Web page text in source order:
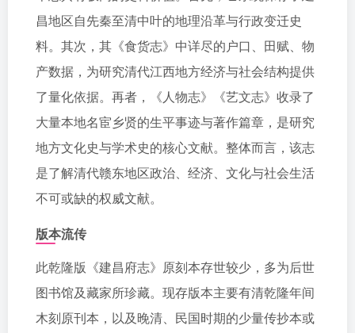
昌地区自先秦至清中叶的地理沿革与行政变迁史
料。其次，其《食货志》中详尽的户口、田赋、物
产数据，为研究清代江西地方经济与社会结构提供
了量化依据。再者，《人物志》《艺文志》收录了
大量本地名宦乡贤的生平事迹与著作篇章，是研究
地方文化史与学术史的核心文献。整体而言，该志
是了解清代赣东地区政治、经济、文化与社会生活
不可或缺的权威文献。
版本流传
此乾隆版《建昌府志》原刻本存世较少，多为后世
图书馆及藏家所珍藏。现存版本主要有清乾隆年间
木刻原刊本，以及晚清、民国时期的少量传抄本或